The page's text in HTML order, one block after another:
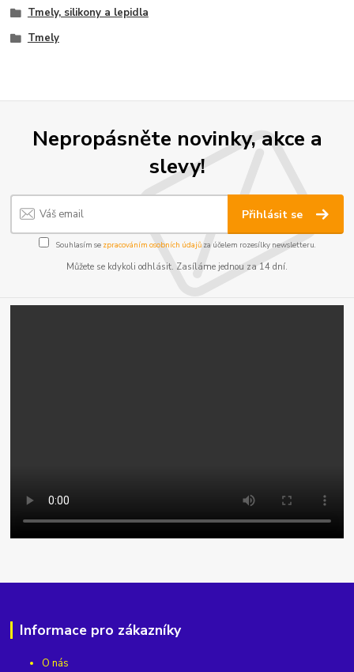
Tmely, silikony a lepidla
Tmely
Nepropásněte novinky, akce a
slevy!
Přihlásit se
Souhlasím se zpracováním osobních údajůza účelem rozesílky newsletteru.
Můžete se kdykoli odhlásit. Zasíláme jednou za 14 dní.
Informace pro zákazníky
O nás